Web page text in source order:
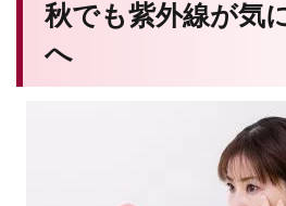
秋でも紫外線が気
へ